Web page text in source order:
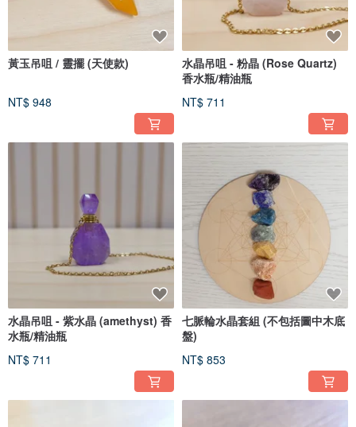
黃玉吊咀 / 靈擺 (天使款)
NT$ 948
水晶吊咀 - 粉晶 (Rose Quartz)
香水瓶/精油瓶
NT$ 711
水晶吊咀 - 紫水晶 (amethyst) 香
水瓶/精油瓶
NT$ 711
七脈輪水晶套組 (不包括圖中木底
盤)
NT$ 853